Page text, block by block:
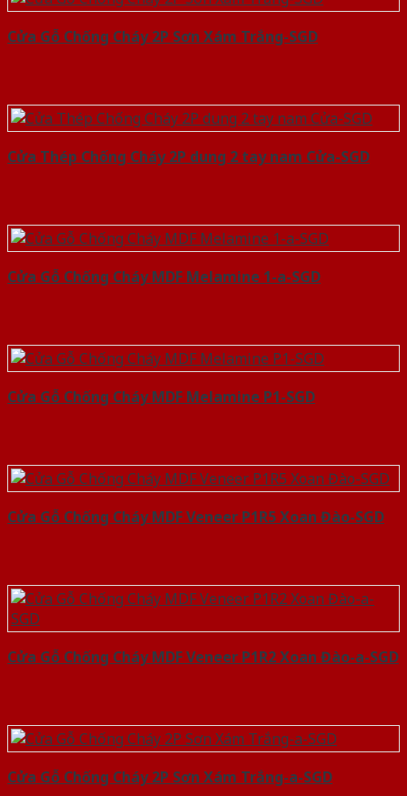
Cửa Gỗ Chống Cháy 2P Sơn Xám Trắng-SGD
Cửa Thép Chống Cháy 2P dung 2 tay nam Cửa-SGD
Cửa Gỗ Chống Cháy MDF Melamine 1-a-SGD
Cửa Gỗ Chống Cháy MDF Melamine P1-SGD
Cửa Gỗ Chống Cháy MDF Veneer P1R5 Xoan Đào-SGD
Cửa Gỗ Chống Cháy MDF Veneer P1R2 Xoan Đào-a-SGD
Cửa Gỗ Chống Cháy 2P Sơn Xám Trắng-a-SGD